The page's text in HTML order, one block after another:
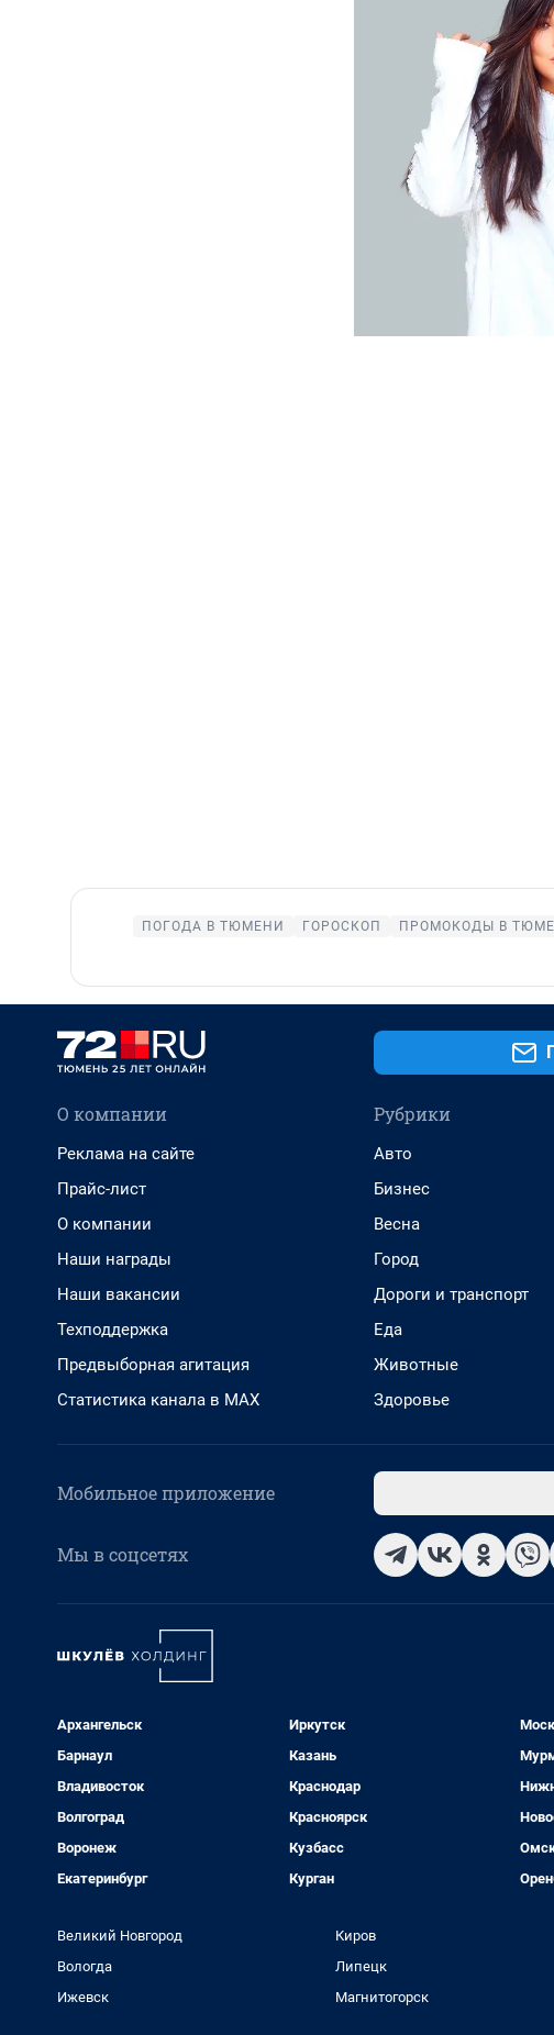
ПОГОДА В ТЮМЕНИ ГОРОСКОП ПРОМОКОДЫ В
О компании
Реклама на сайте
Прайс-лист
О компании
Наши награды
Наши вакансии
Техподдержка
Предвыборная агитация
Статистика канала в MAX
Рубрики
Авто
Бизнес
Весна
Город
Дороги и транспорт
Еда
Животные
Здоровье
Мобильное приложение
Мы в соцсетях
Архангельск
Барнаул
Владивосток
Волгоград
Воронеж
Екатеринбург
Иркутск
Казань
Краснодар
Красноярск
Кузбасс
Курган
Великий Новгород
Вологда
Ижевск
Киров
Липецк
Магнитогорск